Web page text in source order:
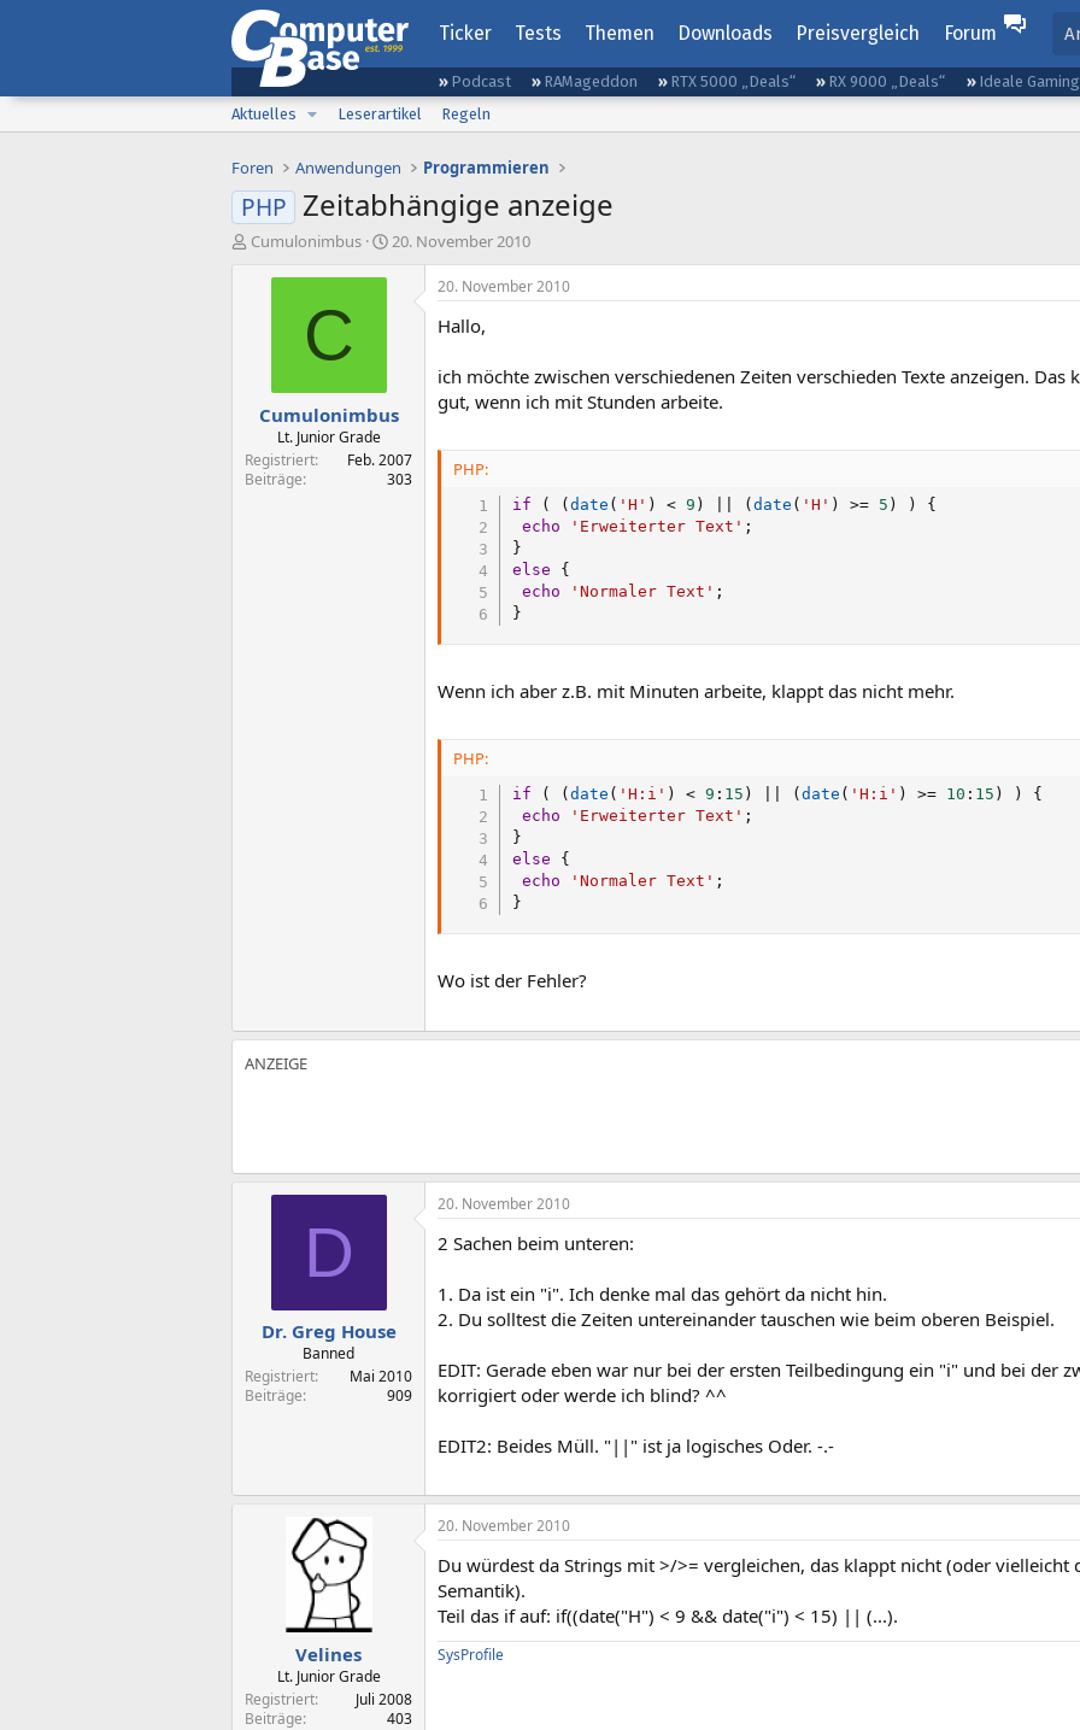
Ticker Tests Themen Downloads Preisvergleich Forum
Podcast RAMageddon RTX 5000 „Deals“ RX 9000 „Deals“
Ideale
Aktuelles
Leserartikel Regeln
Foren Anwendungen Programmieren
PHP Zeitabhängige anzeige
E
Cumulonimbus
E
a
20. November 2010
C
Cumulonimbus
Lt. Junior Grade
Registriert
Feb. 2007
Beiträge
303
20. November 2010
Hallo,
ich möchte zwischen verschiedenen Zeiten verschieden Texte anzeigen.
gut, wenn ich mit Stunden arbeite.
PHP:
if ( (date ( 'H' ) < 9 ) (date ( 'H' ) >= 5 ) )
{
echo
'Erweiterter Text' ;
}
else
{
echo
'Normaler Text' ;
}
Wenn ich aber z.B. mit Minuten arbeite, klappt das nicht mehr.
PHP:
if ( (date ( 'H:i' ) < 9 : 15 ) (date ( 'H:i' ) >= 10 : 15 ) )
{
echo
'Erweiterter Text' ;
}
else
{
echo
'Normaler Text' ;
}
Wo ist der Fehler?
D
Dr. Greg House
Banned
Registriert
Mai 2010
Beiträge
909
20. November 2010
2 Sachen beim unteren:
1. Da ist ein "i". Ich denke mal das gehört da nicht hin.
2. Du solltest die Zeiten untereinander tauschen wie beim oberen Beispiel.
EDIT: Gerade eben war nur bei der ersten Teilbedingung ein "i" und bei der
korrigiert oder werde ich blind? ^^
EDIT2: Beides Müll. "||" ist ja logisches Oder. -.-
Velines
Lt. Junior Grade
Registriert
Juli 2008
Beiträge
403
20. November 2010
Du würdest da Strings mit >/>= vergleichen, das klappt nicht (oder vielleicht
Semantik).
Teil das if auf: if((date("H") < 9 && date("i") < 15) || (...).
SysProfile